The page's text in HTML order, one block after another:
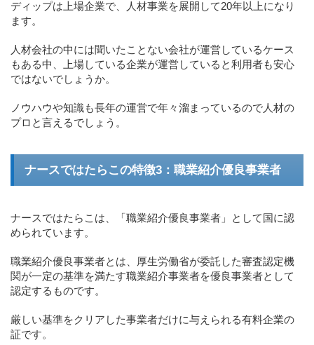
ディップは上場企業で、人材事業を展開して20年以上になり
ます。
人材会社の中には聞いたことない会社が運営しているケース
もある中、上場している企業が運営していると利用者も安心
ではないでしょうか。
ノウハウや知識も長年の運営で年々溜まっているので人材の
プロと言えるでしょう。
ナースではたらこの特徴3：職業紹介優良事業者
ナースではたらこは、「職業紹介優良事業者」として国に認
められています。
職業紹介優良事業者とは、厚生労働省が委託した審査認定機
関が一定の基準を満たす職業紹介事業者を優良事業者として
認定するものです。
厳しい基準をクリアした事業者だけに与えられる有料企業の
証です。